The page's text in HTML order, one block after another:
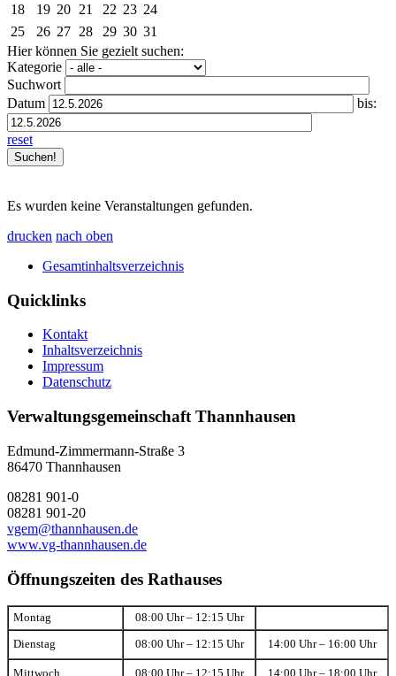
18
19 20 21 22 23 24
25
26 27 28 29 30 31
Hier können Sie gezielt suchen:
Kategorie
Suchwort
Datum
bis:
reset
Es wurden keine Veranstaltungen gefunden.
drucken nach oben
Gesamtinhaltsverzeichnis
Quicklinks
Kontakt
Inhaltsverzeichnis
Impressum
Datenschutz
Verwaltungsgemeinschaft Thannhausen
Edmund-Zimmermann-Straße 3
86470 Thannhausen
08281 901-0
08281 901-20
vgem@thannhausen.de
www.vg-thannhausen.de
Öffnungszeiten des Rathauses
Montag 08:00 Uhr – 12:15 Uhr
Dienstag 08:00 Uhr – 12:15 Uhr 14:00 Uhr – 16:00 Uhr